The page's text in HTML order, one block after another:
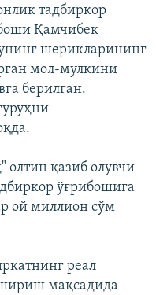
тадбиркор
Қамчибек
шерикларининг
мол-мулкини
берилган.
олтин қазиб олувчи
ўғрибошига
ой миллион сўм
реал
мақсадида